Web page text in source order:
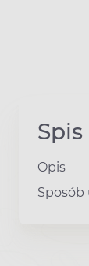
Opis
Sposób